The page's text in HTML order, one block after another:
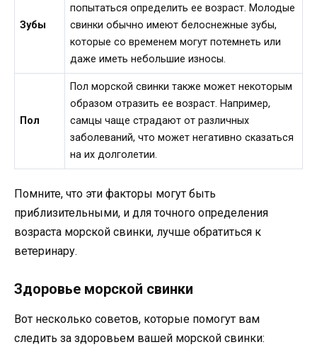
Зубы
попытаться определить ее возраст. Молодые
свинки обычно имеют белоснежные зубы,
которые со временем могут потемнеть или
даже иметь небольшие износы.
Пол
Пол морской свинки также может некоторым
образом отразить ее возраст. Например,
самцы чаще страдают от различных
заболеваний, что может негативно сказаться
на их долголетии.
Помните, что эти факторы могут быть
приблизительными, и для точного определения
возраста морской свинки, лучше обратиться к
ветеринару.
Здоровье морской свинки
Вот несколько советов, которые помогут вам
следить за здоровьем вашей морской свинки: